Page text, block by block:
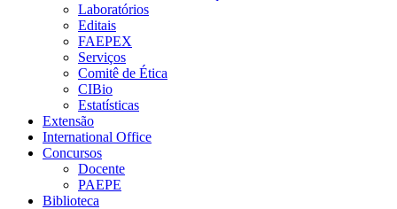
Laboratórios
Editais
FAEPEX
Serviços
Comitê de Ética
CIBio
Estatísticas
Extensão
International Office
Concursos
Docente
PAEPE
Biblioteca